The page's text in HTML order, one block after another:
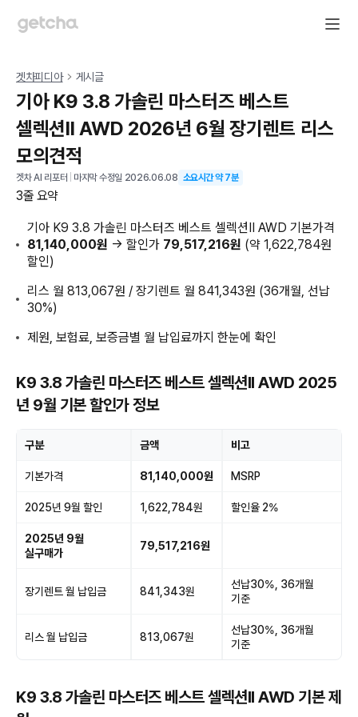
겟차피디아 게시글
기아 K9 3.8 가솔린 마스터즈 베스트
셀렉션II AWD 2026년 6월 장기렌트 리스
모의견적
겟차 AI 리포터 마지막 수정일 2026.06.08 소요시간 약7분
3줄 요약
기아 K9 3.8 가솔린 마스터즈 베스트 셀렉션II AWD 기본가격
81,140,000원 → 할인가 79,517,216원 (약 1,622,784원
할인)
리스 월 813,067원 / 장기렌트 월 841,343원 (36개월, 선납
30%)
제원, 보험료, 보증금별 월 납입료까지 한눈에 확인
K9 3.8 가솔린 마스터즈 베스트 셀렉션II AWD 2025
년 9월 기본 할인가 정보
구분 금액 비고
기본가격 81,140,000원 MSRP
2025년 9월 할인 1,622,784원 할인율 2%
2025년 9월
실구매가
79,517,216원
장기렌트 월 납입금 841,343원
선납30%, 36개월
기준
리스 월 납입금 813,067원
선납30%, 36개월
기준
K9 3.8 가솔린 마스터즈 베스트 셀렉션II AWD 기본 제